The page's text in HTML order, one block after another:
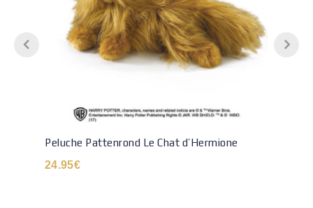
Peluche Pattenrond Le Chat d’Hermione
24.95€